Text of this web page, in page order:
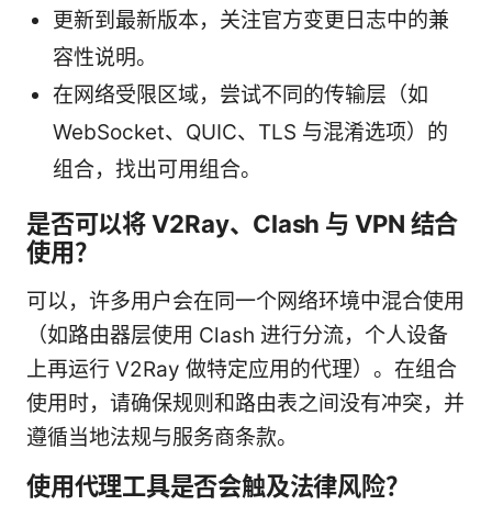
更新到最新版本，关注官方变更日志中的兼
容性说明。
在网络受限区域，尝试不同的传输层（如
WebSocket、QUIC、TLS 与混淆选项）的
组合，找出可用组合。
是否可以将 V2Ray、Clash 与 VPN 结合
使用？
可以，许多用户会在同一个网络环境中混合使用
（如路由器层使用 Clash 进行分流，个人设备
上再运行 V2Ray 做特定应用的代理）。在组合
使用时，请确保规则和路由表之间没有冲突，并
遵循当地法规与服务商条款。
使用代理工具是否会触及法律风险？